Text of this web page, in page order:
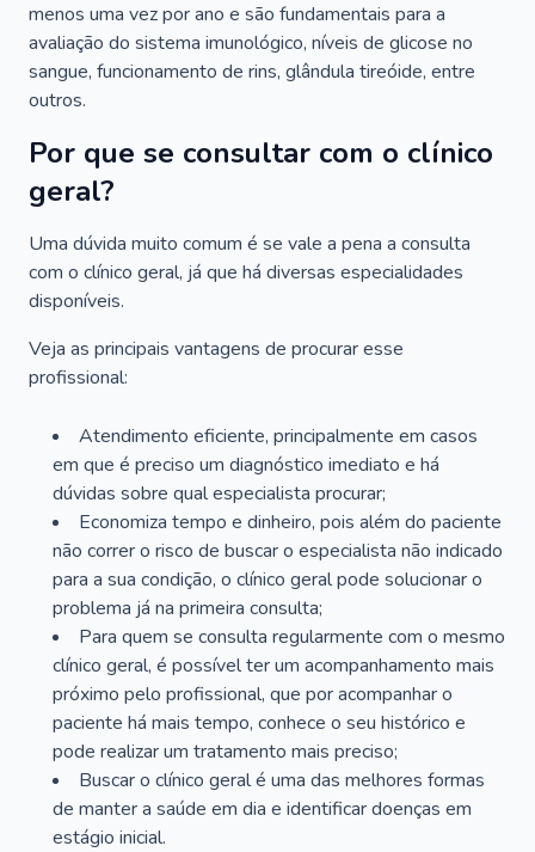
menos uma vez por ano e são fundamentais para a
avaliação do sistema imunológico, níveis de glicose no
sangue, funcionamento de rins, glândula tireóide, entre
outros.
Por que se consultar com o clínico
geral?
Uma dúvida muito comum é se vale a pena a consulta
com o clínico geral, já que há diversas especialidades
disponíveis.
Veja as principais vantagens de procurar esse
profissional:
Atendimento eficiente, principalmente em casos
em que é preciso um diagnóstico imediato e há
dúvidas sobre qual especialista procurar;
Economiza tempo e dinheiro, pois além do paciente
não correr o risco de buscar o especialista não indicado
para a sua condição, o clínico geral pode solucionar o
problema já na primeira consulta;
Para quem se consulta regularmente com o mesmo
clínico geral, é possível ter um acompanhamento mais
próximo pelo profissional, que por acompanhar o
paciente há mais tempo, conhece o seu histórico e
pode realizar um tratamento mais preciso;
Buscar o clínico geral é uma das melhores formas
de manter a saúde em dia e identificar doenças em
estágio inicial.